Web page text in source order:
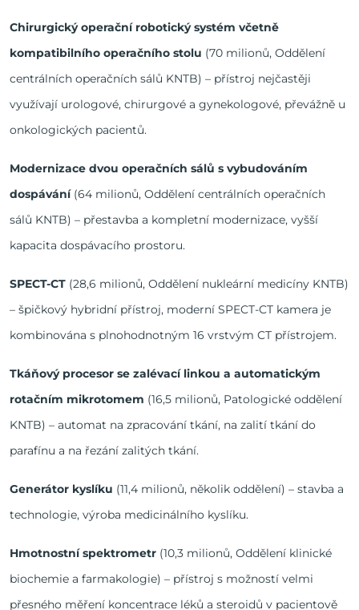
Chirurgický operační robotický systém včetně
kompatibilního operačního stolu (70 milionů, Oddělení
centrálních operačních sálů KNTB) – přístroj nejčastěji
využívají urologové, chirurgové a gynekologové, převážně u
onkologických pacientů.
Modernizace dvou operačních sálů s vybudováním
dospávání(64 milionů, Oddělení centrálních operačních
sálů KNTB) – přestavba a kompletní modernizace, vyšší
kapacita dospávacího prostoru.
SPECT-CT (28,6 milionů, Oddělení nukleární medicíny KNTB)
– špičkový hybridní přístroj, moderní SPECT-CT kamera je
kombinována s plnohodnotným 16 vrstvým CT přístrojem.
Tkáňový procesor se zalévací linkou a automatickým
rotačním mikrotomem (16,5 milionů, Patologické oddělení
KNTB) – automat na zpracování tkání, na zalití tkání do
parafínu a na řezání zalitých tkání.
Generátor kyslíku (11,4 milionů, několik oddělení) – stavba a
technologie, výroba medicinálního kyslíku.
Hmotnostní spektrometr (10,3 milionů, Oddělení klinické
biochemie a farmakologie) – přístroj s možností velmi
přesného měření koncentrace léků a steroidů v pacientově